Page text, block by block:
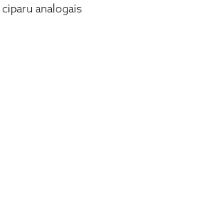
ciparu analogais